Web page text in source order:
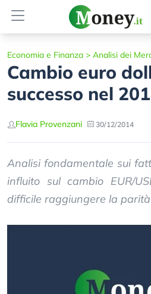
Economia e Finanza > Analisi dei
Cambio euro
successo nel
Flavia Provenzani 30/12/2014
Analisi fondamentale sui
influito sul cambio EUR/
difficile raggiungere la